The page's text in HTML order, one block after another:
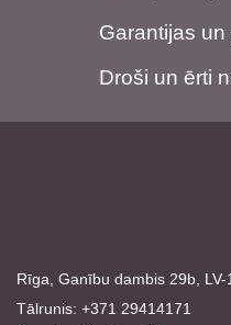
Garantijas
Droši un ērti
Rīga, Ganību dambis 29b, LV-
Tālrunis: +371 29414171